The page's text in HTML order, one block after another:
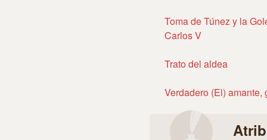
Toma de Túnez y la
Carlos V
Trato del aldea
Verdadero (El)